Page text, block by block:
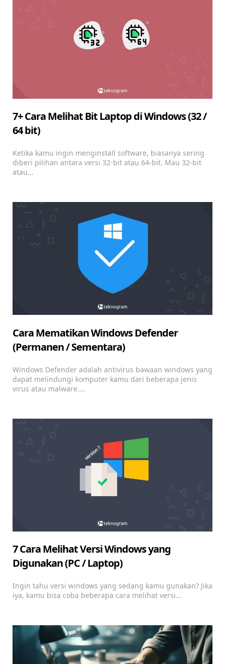
7+ Cara Melihat Bit Laptop di Windows (32 /
64 bit)
Ketika kamu ingin menginstall software, biasanya sering
diberi pilihan antara versi 32-bit atau 64-bit. Mau 32-bit
atau...
Cara Mematikan Windows Defender
(Permanen / Sementara)
Windows Defender adalah antivirus bawaan windows yang
dapat melindungi komputer kamu dari beberapa jenis
virus atau malware....
7 Cara Melihat Versi Windows yang
Digunakan (PC / Laptop)
Ingin tahu versi windows yang sedang kamu gunakan? Jika
iya, kamu bisa coba beberapa cara melihat versi...